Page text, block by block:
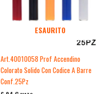
ESAURITO
Art.40010058 Prof Accendino
Colorato Solido Con Codice A Barre
Conf.25Pz